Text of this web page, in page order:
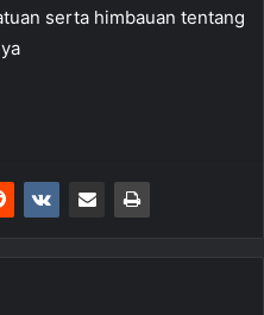
serta himbauan tentang